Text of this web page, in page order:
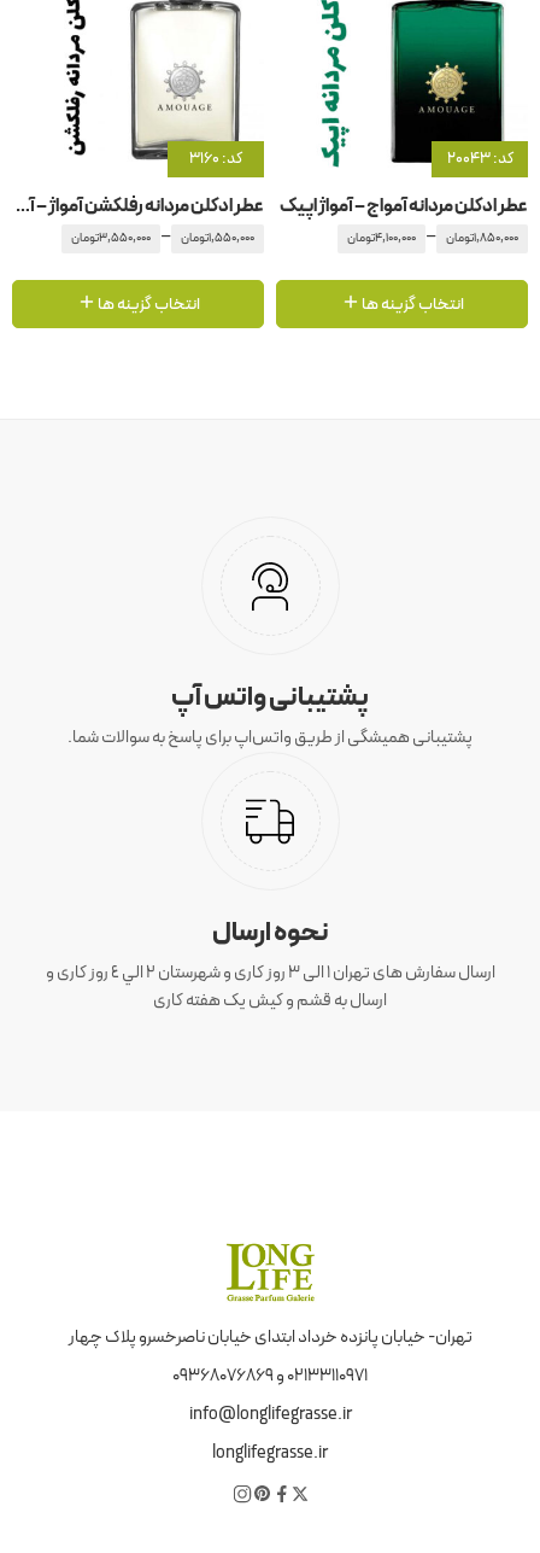
کد: 20043
عطر ادکلن مردانه آمواج – آمواژ اپیک
1,850,000تومان –
4,100,000تومان
انتخاب گزینه ها
کد: 3160
عطر ادکلن مردانه رفلکشن آمواژ – آمواج رفلکشن مردانه
1,550,000تومان –
3,550,000تومان
انتخاب گزینه ها
پشتیبانی واتس آپ
پشتیبانی همیشگی از طریق واتس‌اپ برای پاسخ به سوالات شما.
نحوه ارسال
ارسال سفارش های تهران 1 الی 3 روز کاری و شهرستان ٢ الي ٤ روز کاری و
ارسال به قشم و کیش یک هفته کاری
تهران- خیابان پانزده خرداد ابتدای خیابان ناصرخسرو پلاک چهار
02133110971 و 09368076869
info@longlifegrasse.ir
longlifegrasse.ir